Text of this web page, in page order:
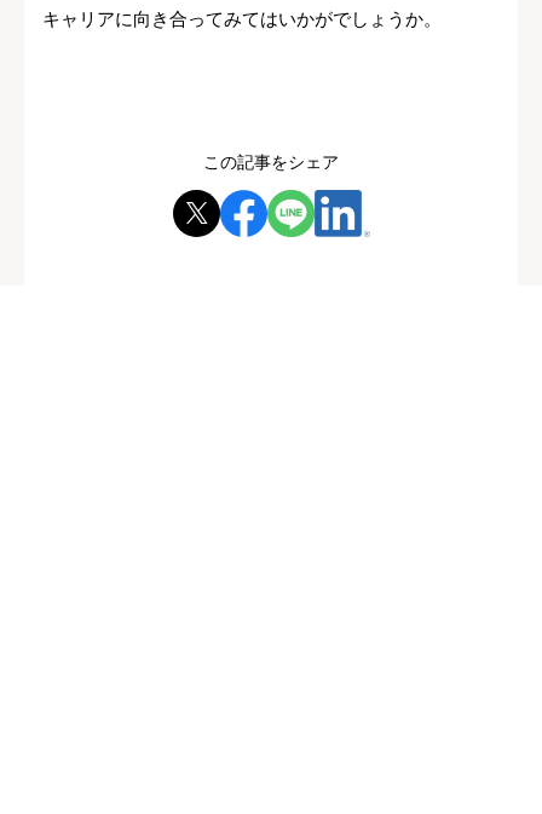
キャリアに向き合ってみてはいかがでしょうか。
この記事をシェア